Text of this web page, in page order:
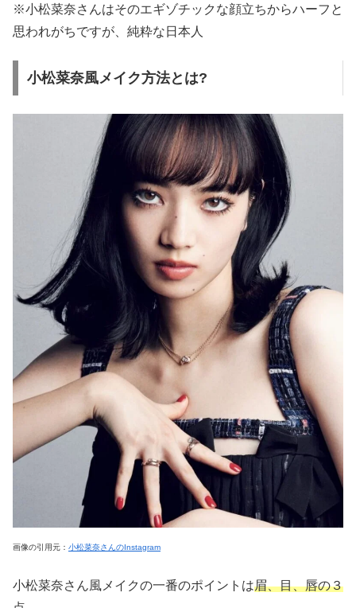
※小松菜奈さんはそのエギゾチックな顔立ちからハーフと
思われがちですが、純粋な日本人
小松菜奈風メイク方法とは?
画像の引用元： 小松菜奈さんのInstagram
小松菜奈さん風メイクの一番のポイントは眉、目、唇の３